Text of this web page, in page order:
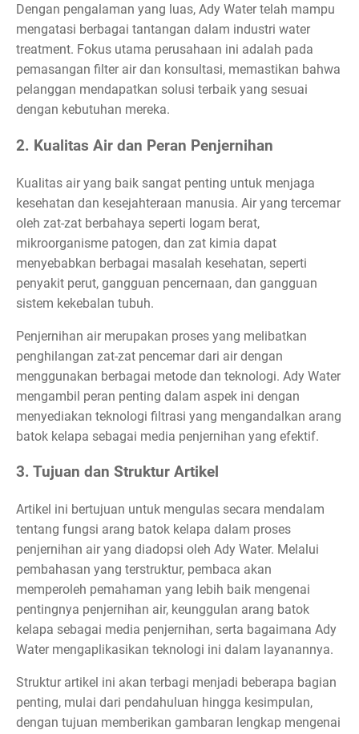
Dengan pengalaman yang luas, Ady Water telah mampu
mengatasi berbagai tantangan dalam industri water
treatment. Fokus utama perusahaan ini adalah pada
pemasangan filter air dan konsultasi, memastikan bahwa
pelanggan mendapatkan solusi terbaik yang sesuai
dengan kebutuhan mereka.
2. Kualitas Air dan Peran Penjernihan
Kualitas air yang baik sangat penting untuk menjaga
kesehatan dan kesejahteraan manusia. Air yang tercemar
oleh zat-zat berbahaya seperti logam berat,
mikroorganisme patogen, dan zat kimia dapat
menyebabkan berbagai masalah kesehatan, seperti
penyakit perut, gangguan pencernaan, dan gangguan
sistem kekebalan tubuh.
Penjernihan air merupakan proses yang melibatkan
penghilangan zat-zat pencemar dari air dengan
menggunakan berbagai metode dan teknologi. Ady Water
mengambil peran penting dalam aspek ini dengan
menyediakan teknologi filtrasi yang mengandalkan arang
batok kelapa sebagai media penjernihan yang efektif.
3. Tujuan dan Struktur Artikel
Artikel ini bertujuan untuk mengulas secara mendalam
tentang fungsi arang batok kelapa dalam proses
penjernihan air yang diadopsi oleh Ady Water. Melalui
pembahasan yang terstruktur, pembaca akan
memperoleh pemahaman yang lebih baik mengenai
pentingnya penjernihan air, keunggulan arang batok
kelapa sebagai media penjernihan, serta bagaimana Ady
Water mengaplikasikan teknologi ini dalam layanannya.
Struktur artikel ini akan terbagi menjadi beberapa bagian
penting, mulai dari pendahuluan hingga kesimpulan,
dengan tujuan memberikan gambaran lengkap mengenai